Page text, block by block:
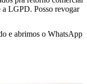
LGPD. Posso revogar
e abrimos o WhatsApp